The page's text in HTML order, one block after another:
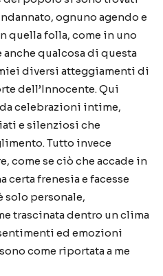
ognuno agendo e
quella folla, come in uno
qualcosa di questa
diversi atteggiamenti di
dell’Innocente. Qui
celebrazioni intime,
e silenziosi che
Tutto invece
come se ciò che accade in
certa frenesia e facesse
solo personale,
trascinata dentro un clima
ed emozioni
come riportata a me